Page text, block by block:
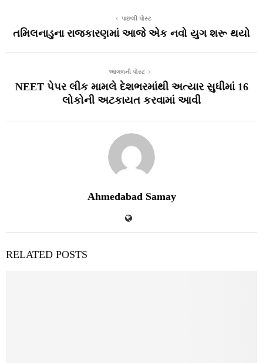
પાછલી પોસ્ટ
તમિલનાડુના રાજકારણમાં આજે એક નવો યુગ શરૂ થયો
આગળની પોસ્ટ
NEET પેપર લીક મામલે દેશભરમાંથી અત્યાર સુધીમાં 16
લોકોની અટકાયત કરવામાં આવી
Ahmedabad Samay
RELATED POSTS